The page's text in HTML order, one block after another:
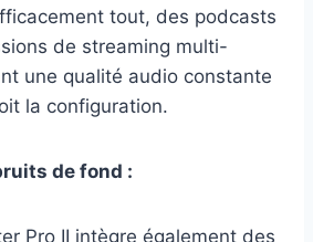
tout, des podcasts
de streaming multi-
une qualité audio constante
la configuration.
de fond :
Pro II intègre également des